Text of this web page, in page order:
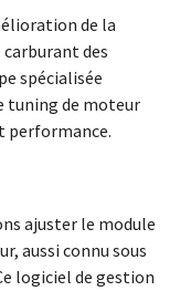
de la
des
spécialisée
tuning de moteur
performance.
ajuster le module
aussi connu sous
logiciel de gestion